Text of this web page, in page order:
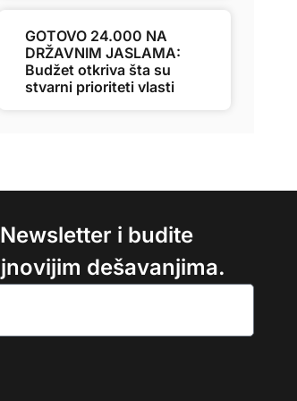
GOTOVO 24.000 NA
DRŽAVNIM JASLAMA:
Budžet otkriva šta su
stvarni prioriteti vlasti
i budite
dešavanjima.